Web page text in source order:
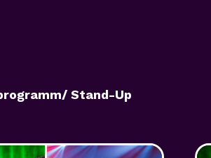
Stand-Up